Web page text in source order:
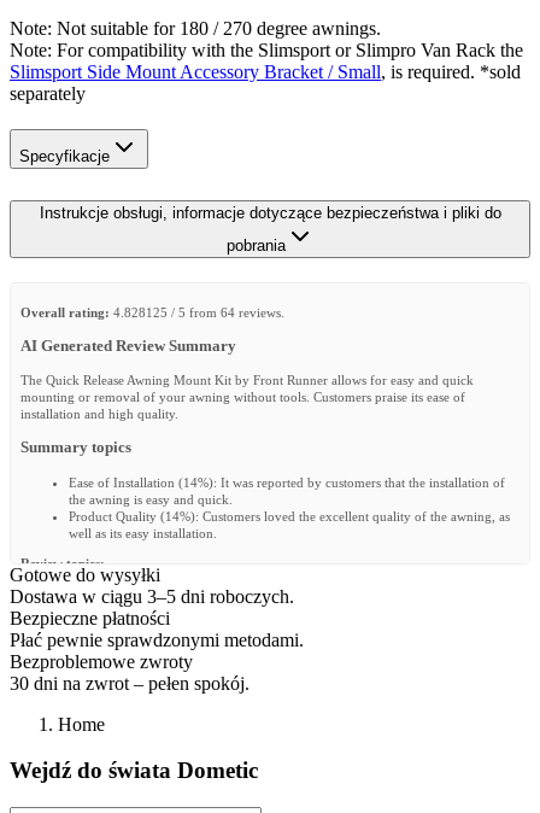
Note: Not suitable for 180 / 270 degree awnings.
Note: For compatibility with the Slimsport or Slimpro Van Rack the
Slimsport Side Mount Accessory Bracket / Small, is required. *sold
separately
Specyfikacje
Instrukcje obsługi, informacje dotyczące bezpieczeństwa i pliki do
pobrania
Overall rating: 4.828125 / 5 from 64 reviews.
AI Generated Review Summary
The Quick Release Awning Mount Kit by Front Runner allows for easy and quick
mounting or removal of your awning without tools. Customers praise its ease of
installation and high quality.
Summary topics
Ease of Installation (14%): It was reported by customers that the installation of
the awning is easy and quick.
Product Quality (14%): Customers loved the excellent quality of the awning, as
well as its easy installation.
Review topics:
Review highlights
"Easy installation and excellent quality."—
"Perfect quick installation and removal of the awning, that's how it's fun"
F.
follow."
Awesome.
Gotowe do wysyłki
Dostawa w ciągu 3–5 dni roboczych.
Bezpieczne płatności
Płać pewnie sprawdzonymi metodami.
Bezproblemowe zwroty
30 dni na zwrot – pełen spokój.
Home
Wejdź do świata Dometic